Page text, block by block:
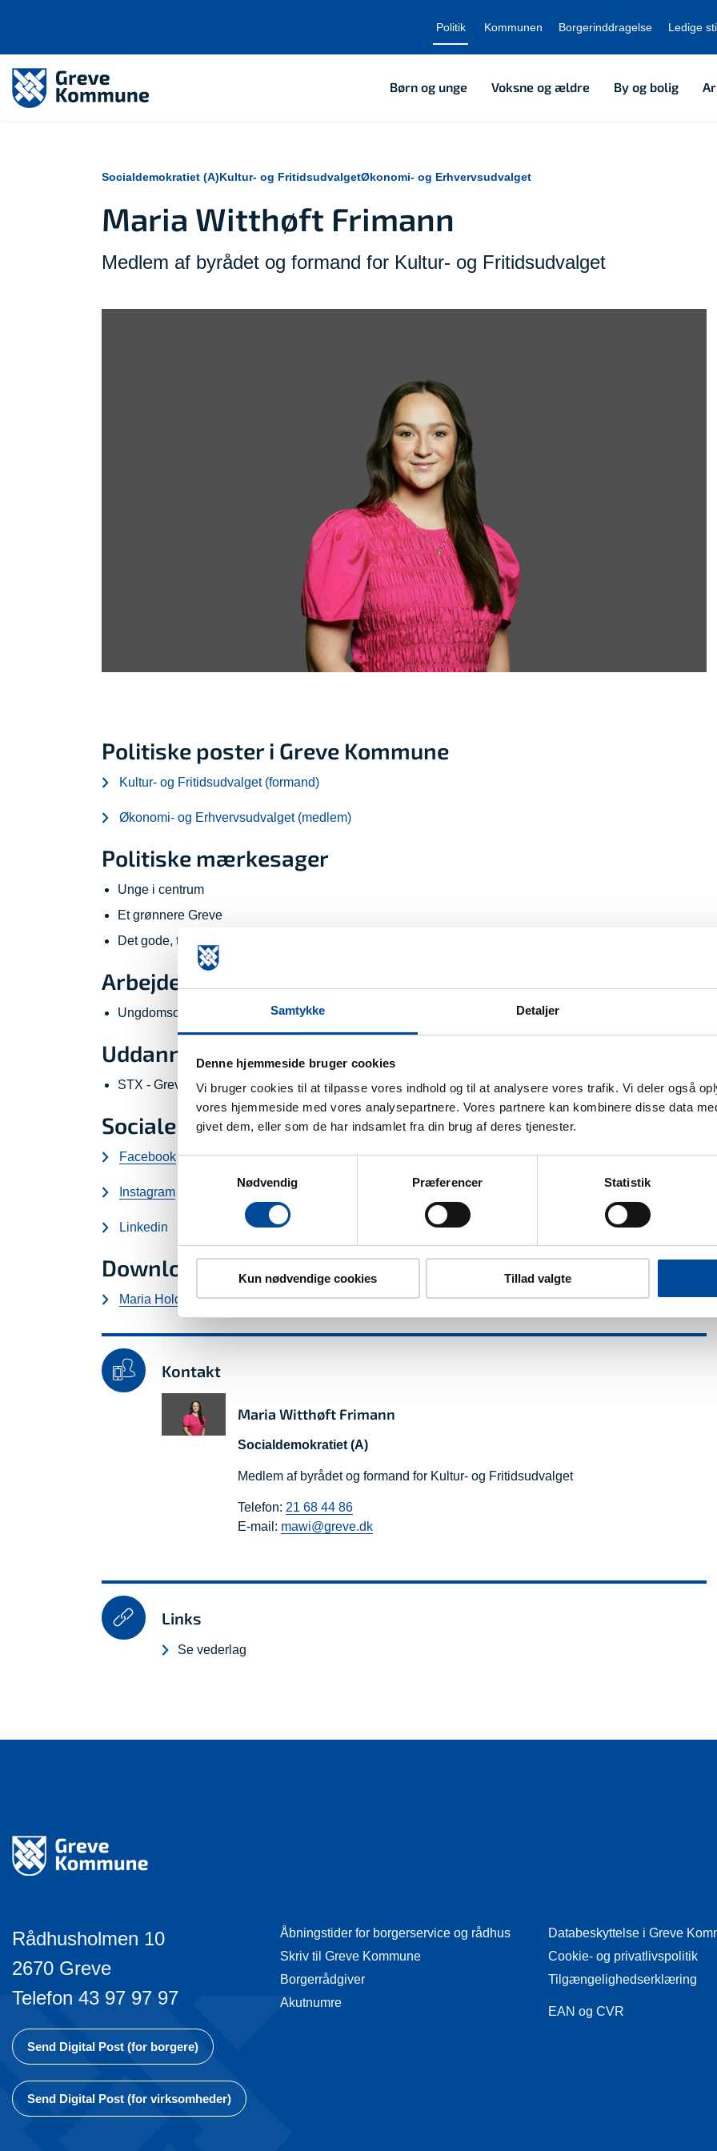
Samtykke Detaljer
Denne hjemmeside bruger cookies
Vi bruger cookies til at tilpasse vores indhold og til at analysere vores trafik. Vi deler også
vores hjemmeside med vores analysepartnere. Vores partnere kan kombinere disse data
givet dem, eller som de har indsamlet fra din brug af deres tjenester.
Nødvendig
Præferencer Statistik
Kun nødvendige cookies Tillad valgte
Politik Kommunen Borgerinddragelse Ledige
Børn og unge Voksne og ældre By og bolig
Socialdemokratiet (A)Kultur- og FritidsudvalgetØkonomi- og Erhvervsudvalget
Maria Witthøft Frimann
Medlem af byrådet og formand for Kultur- og Fritidsudvalget
Politiske poster i Greve Kommune
Kultur- og Fritidsudvalget (formand)
Økonomi- og Erhvervsudvalget (medlem)
Politiske mærkesager
Unge i centrum
Et grønnere Greve
Det gode, trygge liv i Greve Kommune
Arbejde
Ungdomsorganiser i HK Hovedstaden
Uddannelse
STX - Greve Gymnasium
Sociale medier
Facebook
Instagram
Linkedin
Download billede
Maria Holdt Witthøft (A)
Kontakt
Maria Witthøft Frimann
Socialdemokratiet (A)
Medlem af byrådet og formand for Kultur- og Fritidsudvalget
Telefon: 21 68 44 86
E-mail: mawi@greve.dk
Links
Se vederlag
Rådhusholmen 10
2670 Greve
Telefon 43 97 97 97
Send Digital Post (for borgere)
Send Digital Post (for virksomheder)
Åbningstider for borgerservice og rådhus
Skriv til Greve Kommune
Borgerrådgiver
Akutnumre
Databeskyttelse i Greve
Cookie- og privatlivspolitik
Tilgængelighedserklæring
EAN og CVR